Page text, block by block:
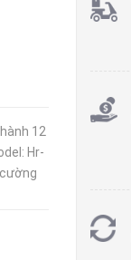
12
Hr-